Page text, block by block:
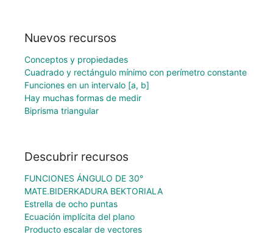
Nuevos recursos
Conceptos y propiedades
Cuadrado y rectángulo mínimo con perímetro constante
Funciones en un intervalo [a, b]
Hay muchas formas de medir
Biprisma triangular
Descubrir recursos
FUNCIONES ÁNGULO DE 30°
MATE.BIDERKADURA BEKTORIALA
Estrella de ocho puntas
Ecuación implícita del plano
Producto escalar de vectores